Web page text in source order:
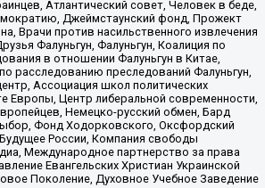
Атлантический совет, Человек в беде,
Джеймстаунский фонд, Прожект
Врачи против насильственного извлечения
Фалуньгун, Фалуньгун, Коалиция по
в отношении Фалуньгун в Китае,
расследованию преследований Фалуньгун,
Ассоциация школ политических
Европы, Центр либеральной современности,
Немецко-русский обмен, Бард
Фонд Ходорковского, Оксфордский
России, Компания свободы
Международное партнерство за права
Евангельских Христиан Украинской
Поколение, Духовное Учебное Заведение